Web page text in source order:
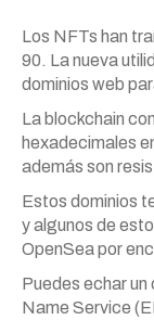
Los NFTs han
90. La nueva
dominios web
La blockchain
hexadecimales
además son
Estos dominios
y algunos de
OpenSea por
Puedes echar un
Name Service